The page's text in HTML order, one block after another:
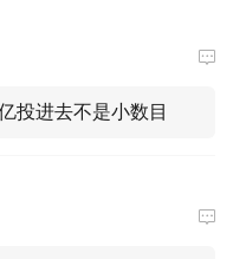
投进去不是小数目